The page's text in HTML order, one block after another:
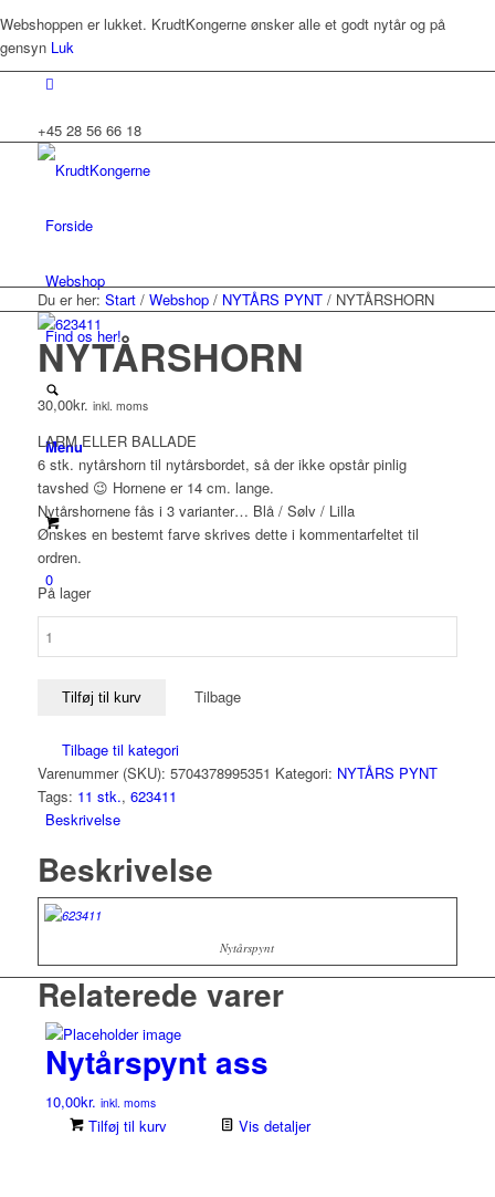
Webshoppen er lukket. KrudtKongerne ønsker alle et godt nytår og på
gensyn Luk
+45 28 56 66 18
Forside
Webshop
Find os her!
Menu
0
Du er her: Start / Webshop / NYTÅRS PYNT / NYTÅRSHORN
NYTÅRSHORN
30,00kr. inkl. moms
LARM ELLER BALLADE
6 stk. nytårshorn til nytårsbordet, så der ikke opstår pinlig
tavshed 😉 Hornene er 14 cm. lange.
Nytårshornene fås i 3 varianter… Blå / Sølv / Lilla
Ønskes en bestemt farve skrives dette i kommentarfeltet til
ordren.
På lager
Tilføj til kurv Tilbage
Tilbage til kategori
Varenummer (SKU): 5704378995351 Kategori: NYTÅRS PYNT
Tags: 11 stk., 623411
Beskrivelse
Beskrivelse
Nytårspynt
Relaterede varer
Nytårspynt ass
10,00kr. inkl. moms
Tilføj til kurv Vis detaljer